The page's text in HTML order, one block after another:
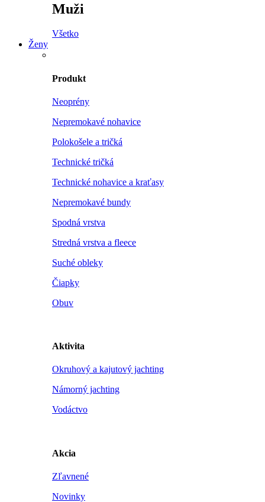
Muži
Všetko
Ženy
Produkt
Neoprény
Nepremokavé nohavice
Polokošele a tričká
Technické tričká
Technické nohavice a kraťasy
Nepremokavé bundy
Spodná vrstva
Stredná vrstva a fleece
Suché obleky
Čiapky
Obuv
Aktivita
Okruhový a kajutový jachting
Námorný jachting
Vodáctvo
Akcia
Zľavnené
Novinky